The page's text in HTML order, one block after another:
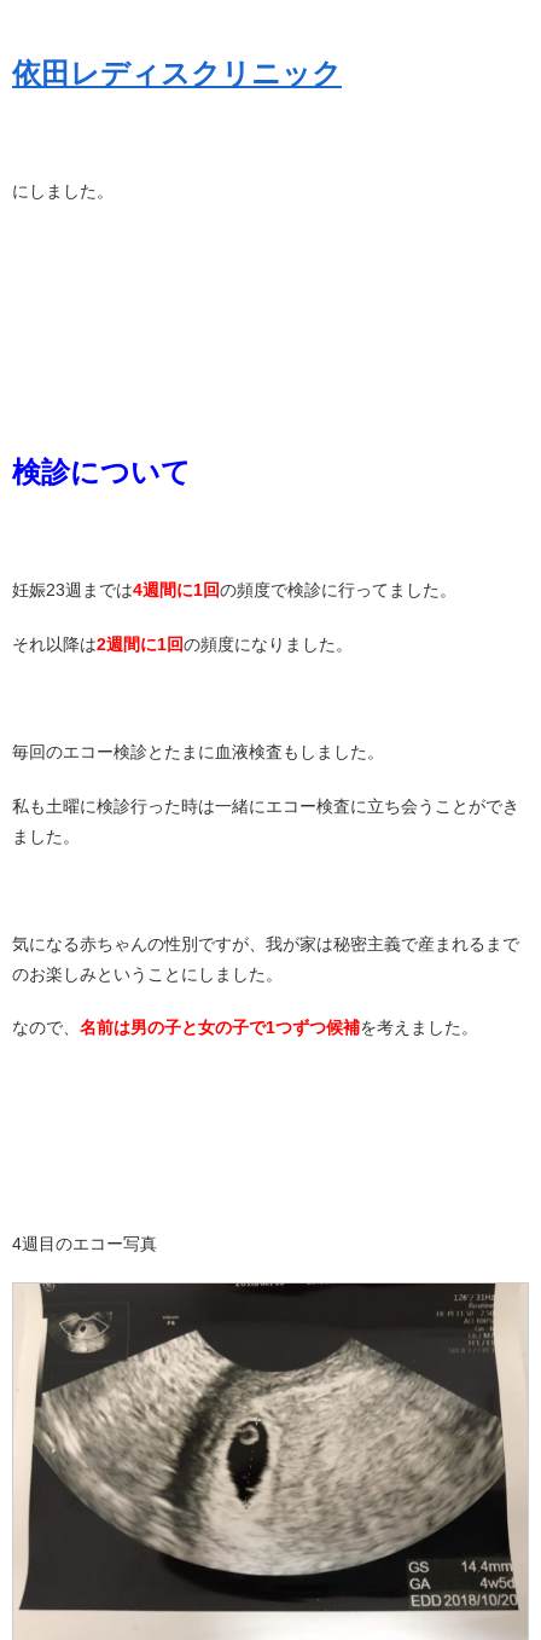
依田レディスクリニック
にしました。
検診について
妊娠23週までは4週間に1回の頻度で検診に行ってました。
それ以降は2週間に1回の頻度になりました。
毎回のエコー検診とたまに血液検査もしました。
私も土曜に検診行った時は一緒にエコー検査に立ち会うことができ
ました。
気になる赤ちゃんの性別ですが、我が家は秘密主義で産まれるまで
のお楽しみということにしました。
なので、 名前は男の子と女の子で1つずつ候補を考えました。
4週目のエコー写真